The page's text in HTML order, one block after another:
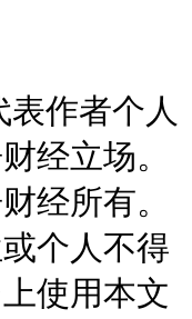
作者个人
经立场。
经所有。
个人不得
使用本文